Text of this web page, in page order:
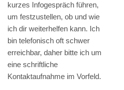
kurzes Infogespräch führen,
um festzustellen, ob und wie
ich dir weiterhelfen kann. Ich
bin telefonisch oft schwer
erreichbar, daher bitte ich um
eine schriftliche
Kontaktaufnahme im Vorfeld.